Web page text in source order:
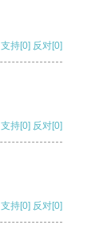
支持[0] 反对[0]
支持[0] 反对[0]
支持[0] 反对[0]